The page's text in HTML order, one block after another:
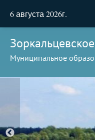
6 августа 2026г.
Муниципальное